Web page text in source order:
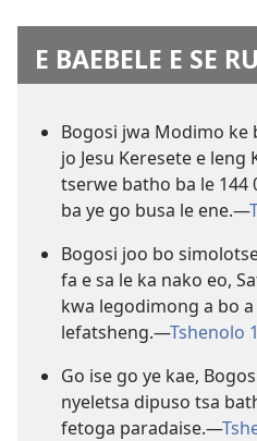
E BAEBELE E SE
Bogosi jwa Modimo ke
jo Jesu Keresete e
tserwe batho ba le
ba ye go busa le ene.—
Bogosi joo bo
fa e sa le ka nako eo,
kwa legodimong a bo
lefatsheng.—Tshenolo
Go ise go ye kae,
nyeletsa dipuso tsa
fetoga paradaise.—